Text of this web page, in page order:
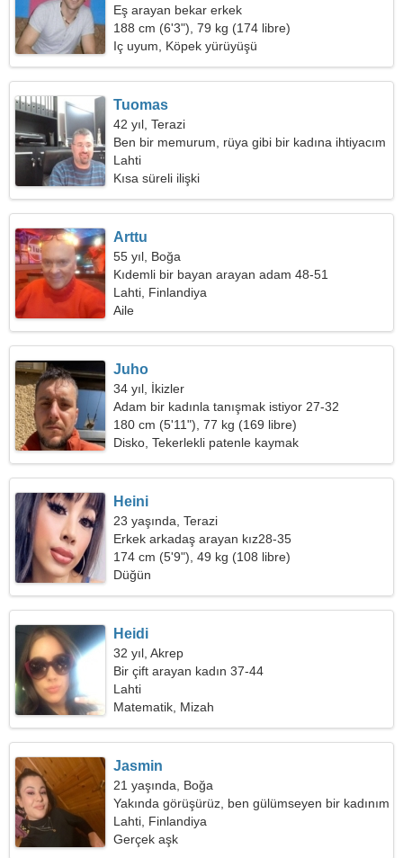
Eş arayan bekar erkek
188 cm (6'3"), 79 kg (174 libre)
Iç uyum, Köpek yürüyüşü
Tuomas
42 yıl, Terazi
Ben bir memurum, rüya gibi bir kadına ihtiyacım
var
Lahti
Kısa süreli ilişki
Arttu
55 yıl, Boğa
Kıdemli bir bayan arayan adam 48-51
Lahti, Finlandiya
Aile
Juho
34 yıl, İkizler
Adam bir kadınla tanışmak istiyor 27-32
180 cm (5'11"), 77 kg (169 libre)
Disko, Tekerlekli patenle kaymak
Heini
23 yaşında, Terazi
Erkek arkadaş arayan kız28-35
174 cm (5'9"), 49 kg (108 libre)
Düğün
Heidi
32 yıl, Akrep
Bir çift arayan kadın 37-44
Lahti
Matematik, Mizah
Jasmin
21 yaşında, Boğa
Yakında görüşürüz, ben gülümseyen bir kadınım
Lahti, Finlandiya
Gerçek aşk